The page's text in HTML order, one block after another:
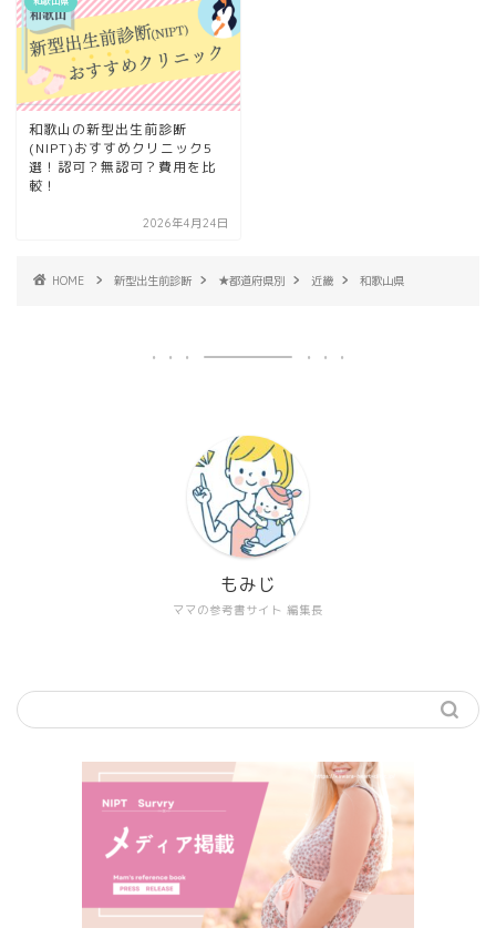
和歌山の新型出生前診断
(NIPT)おすすめクリニック5
選！認可？無認可？費用を比
較！
2026年4月24日
HOME 新型出生前診断 ★都道府県別 近畿 和歌山県
ママの参考書サイト 編集長
もみじ